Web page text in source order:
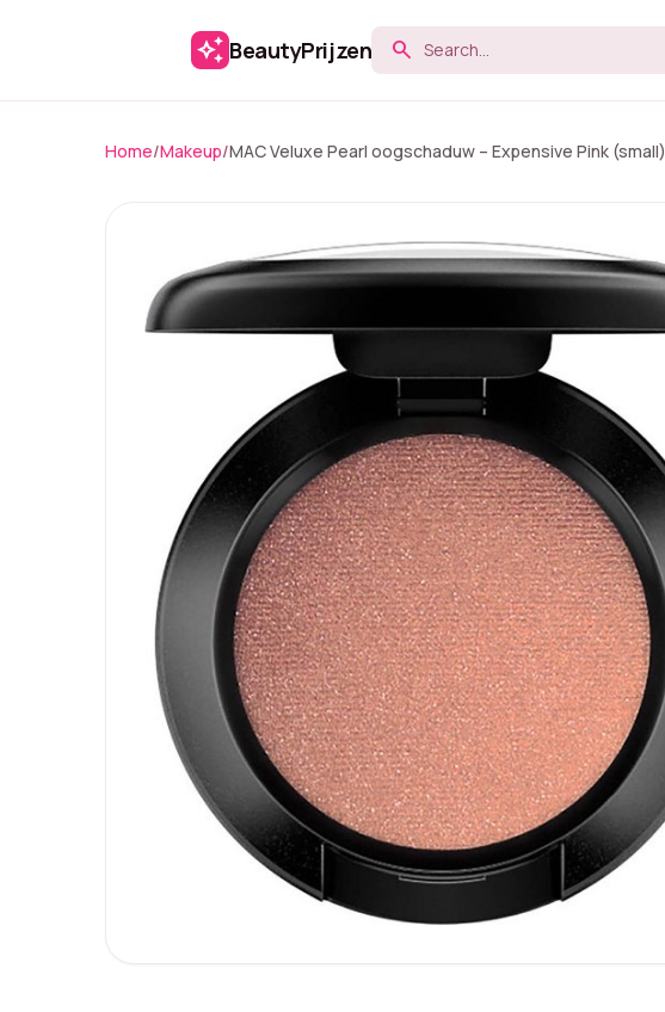
auto_awesome BeautyPrijzen search
Home/Makeup/MAC Veluxe Pearl oogschaduw – Expensive Pink (small)